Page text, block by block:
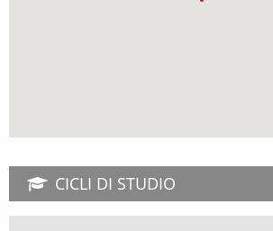
CICLI DI STUDIO